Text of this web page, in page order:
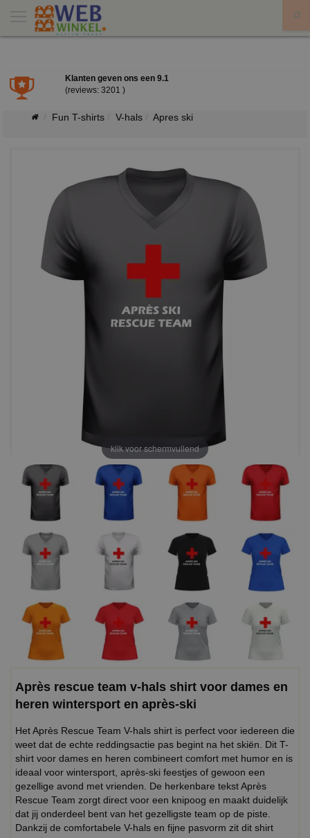
Klanten geven ons een 9.1
(reviews: 3201 )
Fun T-shirts V-hals Apres ski
klik voor schermvullend
Après rescue team v-hals shirt voor dames en
heren wintersport en après-ski
Het Après Rescue Team V-hals shirt is perfect voor iedereen die
weet dat de echte reddingsactie pas begint na het skiën. Dit T-
shirt voor dames en heren combineert comfort met humor en is
ideaal voor wintersport, après-ski feestjes of gewoon een
gezellige avond met vrienden. De herkenbare tekst Après
Rescue Team zorgt direct voor een knipoog en maakt duidelijk
dat jij onderdeel bent van het gezelligste team op de piste.
Dankzij de comfortabele V-hals en fijne pasvorm zit dit shirt